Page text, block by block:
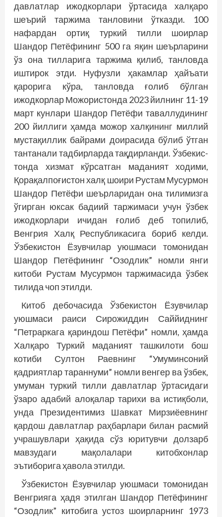
давлатлар ижодкорлари ўртасида халқаро
шеърий таржима танловини ўтказди. 100
нафардан ортиқ туркий тилли шоирлар
Шандор Петёфининг 500 га яқин шеърларини
ўз она тилларига таржима қилиб, танловда
иштирок этди. Нуфузли ҳакамлар ҳайъати
қарорига кўра, танловда ғолиб бўлган
ижодкорлар Можористонда 2023 йилнинг 11-19
март кунлари Шандор Петёфи таваллудининг
200 йиллиги ҳамда можор халқининг миллий
мустақиллик байрами доирасида бўлиб ўтган
тантанали тадбирларда тақдирланди. Ўзбекис­
тонда хизмат кўрсатган маданият ходими,
Қорақалпоғис­тон халқ шоири Рустам Мусурмон
Шандор Петёфи шеър­ларидан она тилимизга
ўгирган юксак бадиий таржимаси учун ўзбек
ижодкорлари ичидан ғолиб деб топилиб,
Венгрия Халқ Республикасига бориб келди.
Ўзбекистон Ёзувчилар уюшмаси томонидан
Шандор Петёфининг “Озодлик” номли янги
китоби Рустам Мусурмон таржимасида ўзбек
тилида чоп этилди.
Китоб дебочасида Ўзбекистон Ёзувчилар
уюшмаси раиси Сирожиддин Саййиднинг
“Петраркага қариндош Петёфи” номли, ҳамда
Халқаро Туркий маданият ташкилоти бош
котиби Султон Раевнинг “Умуминсоний
қадриятлар тараннуми” номли венгер ва ўзбек,
умуман туркий тилли давлатлар ўртасидаги
ўзаро адабий алоқалар тарихи ва истиқболи,
унда Президентимиз Шавкат Мирзиёевнинг
қардош давлатлар раҳбарлари билан расмий
учрашувлари ҳақида сўз юритувчи долзарб
мавзудаги мақолалари китобхонлар
эътиборига ҳавола этилди.
Ўзбекистон Ёзувчилар уюшмаси томонидан
Венгрияга ҳадя этилган Шандор Петёфининг
“Озодлик” китобига устоз шоирларнинг 1973